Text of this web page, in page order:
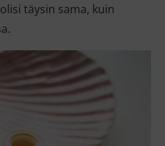
täysin sama, kuin